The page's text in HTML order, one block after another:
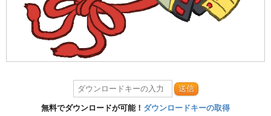
送信
無料でダウンロードが可能！ ダウンロードキーの取得